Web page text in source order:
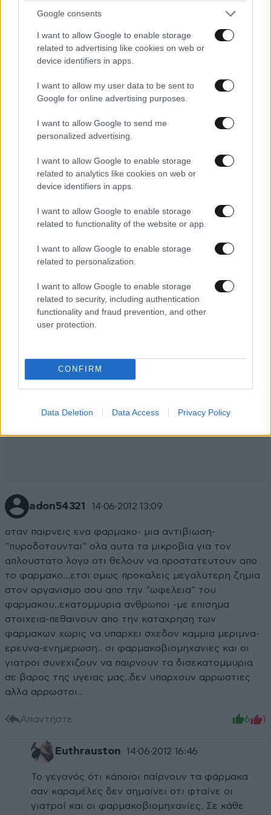
Google consents
I want to allow Google to enable storage
related to advertising like cookies on web or
device identifiers in apps.
I want to allow my user data to be sent to
Google for online advertising purposes.
I want to allow Google to send me
personalized advertising.
I want to allow Google to enable storage
related to analytics like cookies on web or
device identifiers in apps.
I want to allow Google to enable storage
related to functionality of the website or app.
I want to allow Google to enable storage
related to personalization.
I want to allow Google to enable storage
related to security, including authentication
functionality and fraud prevention, and other
user protection.
CONFIRM
Data Deletion Data Access Privacy Policy
Xαρακτήρες: 0/1000
Η επιστημονική ονομασία είναι "μικροχλορίδα και
adon54321 14·06·2012 13:09
οταν παιρνεις ενα φαρμακο- μια αντιβιωση-
"πυροδοτουνται" ολα αυτα τα μικροβια για τον
απλουστατο λογο οτι θελουν να προστατευτουν απο
το φαρμακο...ετσι ομως προκαλεις μεγαλυτερη ζημια
στον οργανισμο σου απο την "ωφελεια" του
φαρμακου..εκατομμυρια ανθρωποι -με επισημα
στοιχεια-πεθαινουν απο την καταχρηση των
φαρμακων χωρις να υπαρχει σχεδον καμμια μεριμνα-
ερευνα-ενημερωση.. οι φαρμακοβιομηχανιες και οι
γιατροι συνεχιζουν να παιρνουν τα δισεκατομμυρια
σε βαρος της υγειας μας..δεν υπαρχουν αρρωστιες
αλλα αρρωστοι..
Απαντήστε 6 1
Euthrauston 14·06·2012 16:46
Το γεγονός ότι κάποιοι παίρνουν τα φάρμακα
σαν καραμέλες δεν σημαίνει οτι φταίνε οι
γιατροί και οι φαρμακοβιομηχανίες. Σε κάθε